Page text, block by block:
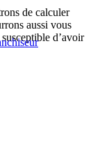
de calculer
aussi vous
d’avoir